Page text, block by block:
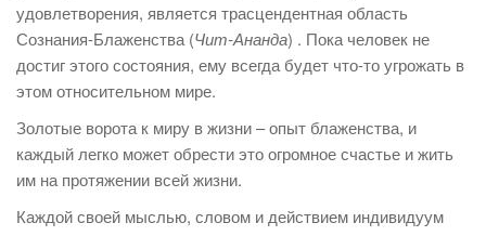
удовлетворения, является трасцендентная область
Сознания-Блаженства (Чит-Ананда) . Пока человек не
достиг этого состояния, ему всегда будет что-то угрожать в
этом относительном мире.
Золотые ворота к миру в жизни – опыт блаженства, и
каждый легко может обрести это огромное счастье и жить
им на протяжении всей жизни.
Каждой своей мыслью, словом и действием индивидуум